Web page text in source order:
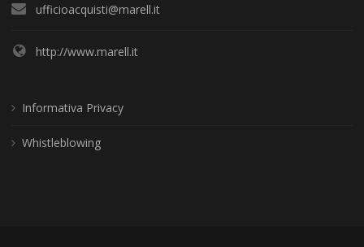
ufficioacquisti@marell.it
http://www.marell.it
Informativa Privacy
Whistleblowing